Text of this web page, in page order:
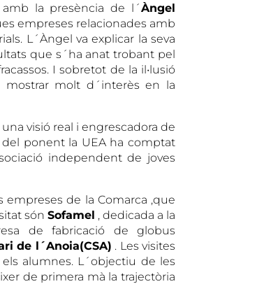
la presència de l´Àngel
empreses relacionades amb
L´Àngel va explicar la seva
que s´ha anat trobant pel
I sobretot de la il•lusió
molt d´interès en la
visió real i engrescadora de
ponent la UEA ha comptat
independent de joves
de la Comarca ,que
són Sofamel , dedicada a la
de fabricació de globus
de l´Anoia(CSA) . Les visites
alumnes. L´objectiu de les
de primera mà la trajectòria